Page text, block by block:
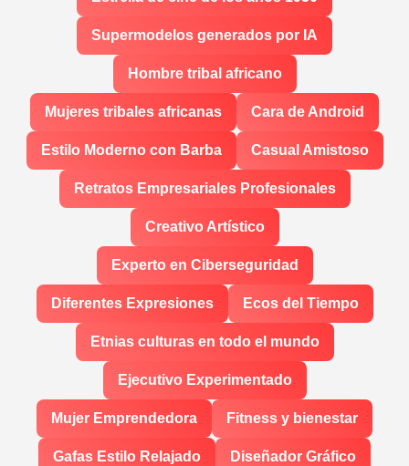
Supermodelos generados por IA
Hombre tribal africano
Mujeres tribales africanas Cara de Android
Estilo Moderno con Barba Casual Amistoso
Retratos Empresariales Profesionales
Creativo Artístico
Experto en Ciberseguridad
Diferentes Expresiones Ecos del Tiempo
Etnias culturas en todo el mundo
Ejecutivo Experimentado
Mujer Emprendedora Fitness y bienestar
Gafas Estilo Relajado Diseñador Gráfico